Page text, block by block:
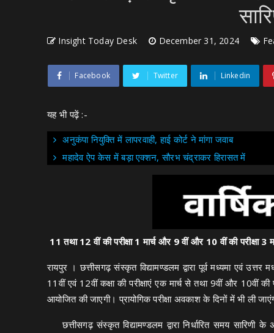
Insight Today Desk December 31, 2024
Facebook Twitter Linkedin
यह भी पढ़ें :-
अनुकंपा नियुक्ति में लापरवाही, हाई कोर्ट ने मांगा जवाब
महादेव ऐप केस में बड़ा एक्शन, सौरभ चंद्राकर हिरासत में
11 तथा 12 वीं की परीक्षा 1 मार्च और 9 वीं और 10 वीं की परीक्षा 3
रायपुर । छत्तीसगढ़ संस्कृत विद्यामण्डलम द्वारा पूर्व मध्यमा एवं
11वीं एवं 12वीं कक्षा की परीक्षाएं एक मार्च से तथा 9वीं और 10वीं
आयोजित की जाएगी। प्रायोगिक परीक्षा अवकाश के दिनों में भी ली
छत्तीसगढ़ संस्कृत विद्यामण्डलम द्वारा निर्धारित समय सारिणी के